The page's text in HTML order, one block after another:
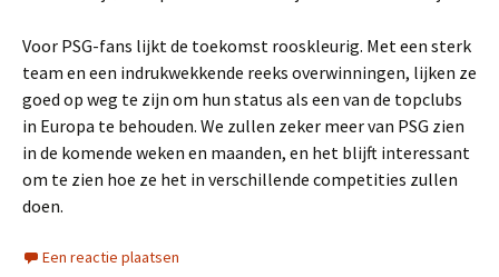
Voor PSG-fans lijkt de toekomst rooskleurig. Met een sterk
team en een indrukwekkende reeks overwinningen, lijken ze
goed op weg te zijn om hun status als een van de topclubs
in Europa te behouden. We zullen zeker meer van PSG zien
in de komende weken en maanden, en het blijft interessant
om te zien hoe ze het in verschillende competities zullen
doen.
Een reactie plaatsen